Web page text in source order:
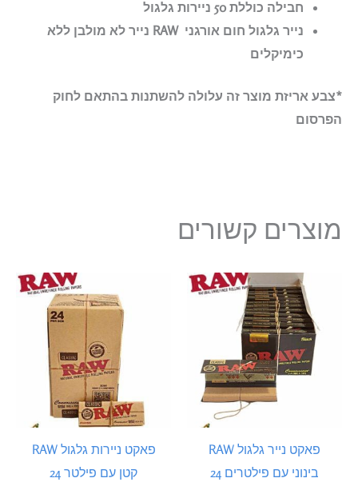
חבילה כוללת 50 ניירות גלגול
נייר גלגול חום אורגני RAW נייר לא מולבן ללא
כימיקלים
*צבע אריזת מוצר זה עלולה להשתנות בהתאם לחוק
הפרסום
מוצרים קשורים
פאקט נייר גלגול RAW
בינוני עם פילטרים 24
פאקט ניירות גלגול RAW
קטן עם פילטר 24